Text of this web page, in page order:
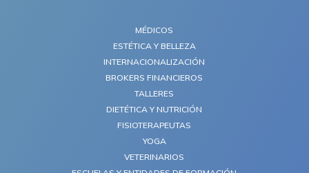
MÉDICOS
ESTÉTICA Y BELLEZA
INTERNACIONALIZACIÓN
BROKERS FINANCIEROS
TALLERES
DIETÉTICA Y NUTRICIÓN
FISIOTERAPEUTAS
YOGA
VETERINARIOS